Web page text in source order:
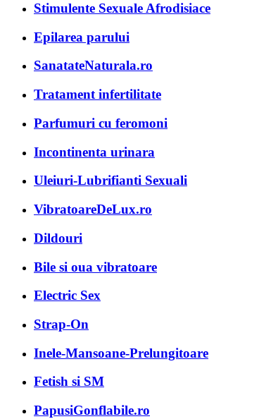
Stimulente Sexuale Afrodisiace
Epilarea parului
SanatateNaturala.ro
Tratament infertilitate
Parfumuri cu feromoni
Incontinenta urinara
Uleiuri-Lubrifianti Sexuali
VibratoareDeLux.ro
Dildouri
Bile si oua vibratoare
Electric Sex
Strap-On
Inele-Mansoane-Prelungitoare
Fetish si SM
PapusiGonflabile.ro